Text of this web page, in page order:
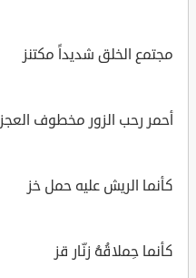
مجتمع الخلق شديداً مكتنز
أحمر رحب الزور مخطوف العجز
كأنما الريش عليه حمل خز
كأنما حِملاقُهُ زنّار قز